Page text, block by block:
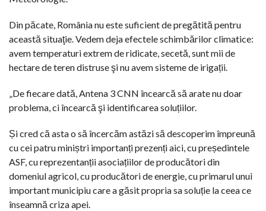
Din păcate, România nu este suficient de pregătită pentru
această situaţie. Vedem deja efectele schimbărilor climatice:
avem temperaturi extrem de ridicate, secetă, sunt mii de
hectare de teren distruse şi nu avem sisteme de irigații.
„De fiecare dată, Antena 3 CNN încearcă să arate nu doar
problema, ci încearcă şi identificarea soluțiilor.
Și cred că asta o să încercăm astăzi să descoperim împreună
cu cei patru miniștri importanți prezenți aici, cu președintele
ASF, cu reprezentanții asociațiilor de producători din
domeniul agricol, cu producători de energie, cu primarul unui
important municipiu care a găsit propria sa soluție la ceea ce
înseamnă criza apei.